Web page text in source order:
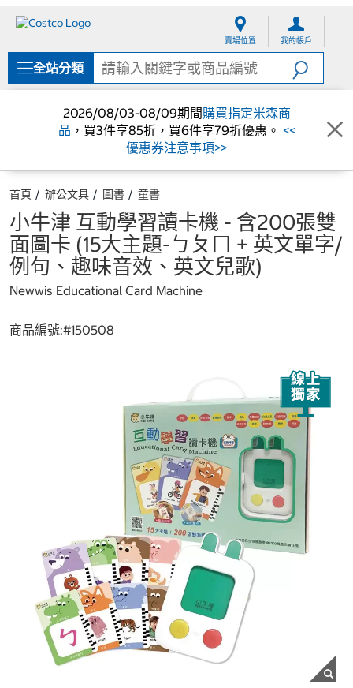
單
賣場位置 我的帳戶
全站分類
2026/08/03-08/09期間購買指定米森商
品 ，買3件享85折，買6件享79折優惠。 <<
優惠券注意事項>>
首頁 辦公文具 圖書 童書
小牛津 互動學習讀卡機 - 含200張雙
面圖卡 (15大主題-ㄅㄆㄇ + 英文單字/
例句、趣味音效、英文兒歌)
Newwis Educational Card Machine
商品編號:#150508